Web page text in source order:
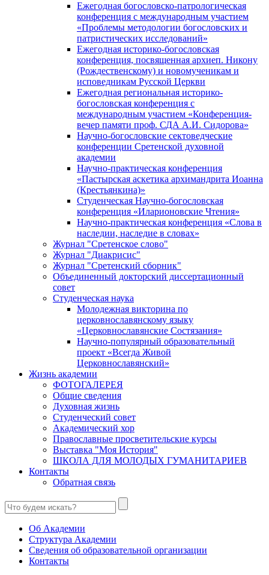
Ежегодная богословско-патрологическая
конференция с международным участием
«Проблемы методологии богословских и
патристических исследований»
Ежегодная историко-богословская
конференция, посвященная архиеп. Никону
(Рождественскому) и новомученикам и
исповедникам Русской Церкви
Ежегодная региональная историко-
богословская конференция с
международным участием «Конференция-
вечер памяти проф. СДА А.И. Сидорова»
Научно-богословские сектоведческие
конференции Сретенской духовной
академии
Научно-практическая конференция
«Пастырская аскетика архимандрита Иоанна
(Крестьянкина)»
Студенческая Научно-богословская
конференция «Иларионовские Чтения»
Научно-практическая конференция «Cлова в
наследии, наследие в словах»
Журнал "Сретенское слово"
Журнал "Диакрисис"
Журнал "Сретенский сборник"
Объединенный докторский диссертационный
совет
Студенческая наука
Молодежная викторина по
церковнославянскому языку
«Церковнославянские Состязания»
Научно-популярный образовательный
проект «Всегда Живой
Церковнославянский»
Жизнь академии
ФОТОГАЛЕРЕЯ
Общие сведения
Духовная жизнь
Студенческий совет
Академический хор
Православные просветительские курсы
Выставка "Моя История"
ШКОЛА ДЛЯ МОЛОДЫХ ГУМАНИТАРИЕВ
Контакты
Обратная связь
Об Академии
Структура Академии
Сведения об образовательной организации
Контакты